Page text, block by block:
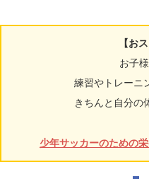
【お
お子様を
練習やトレーニ
きちんと自分の
少年サッカーのための